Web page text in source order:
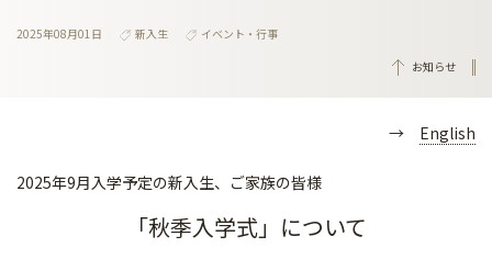
2025年08月01日 新入生
イベント・行事
お知らせ
→ English
2025年9月入学予定の新入生、ご家族の皆様
「秋季入学式」について